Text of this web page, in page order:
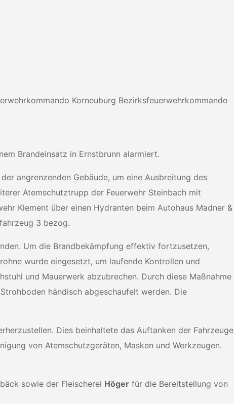
Korneuburg Bezirksfeuerwehrkommando
Brandeinsatz in Ernstbrunn alarmiert.
angrenzenden Gebäude, um eine Ausbreitung des
Atemschutztrupp der Feuerwehr Steinbach mit
Klement über einen Hydranten beim Autohaus Madner &
3 bezog.
Um die Brandbekämpfung effektiv fortzusetzen,
wurde eingesetzt, um laufende Kontrollen und
und Mauerwerk abzubrechen. Durch diese Maßnahme
händisch abgeschaufelt werden. Die
Dies beinhaltete das Auftanken der Fahrzeuge
von Atemschutzgeräten, Masken und Werkzeugen.
sowie der Fleischerei Höger für die Bereitstellung von